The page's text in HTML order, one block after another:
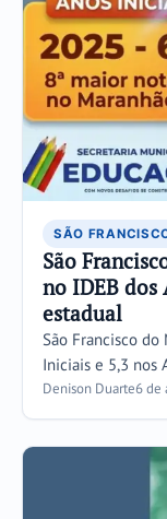
SÃO
São
no IDEB dos
estadual
São Francisco do
Iniciais e 5,3 nos
Denison Duarte6 de